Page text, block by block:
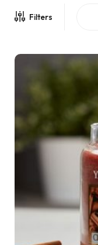
Filters